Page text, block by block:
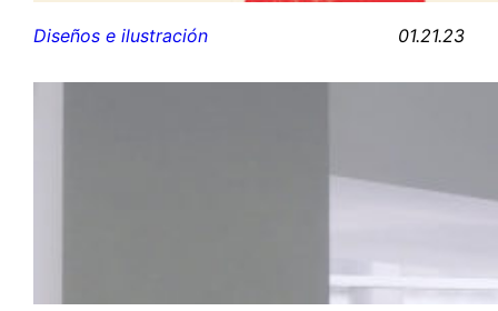
Diseños e ilustración 01.21.23